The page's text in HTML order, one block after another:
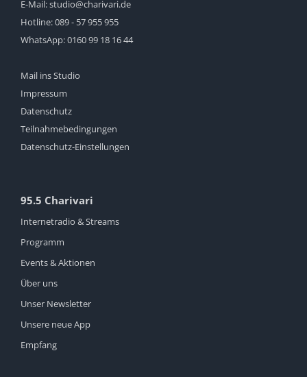
E-Mail:studio@charivari.de
Hotline:089 - 57 955 955
WhatsApp:0160 99 18 16 44
Mail ins Studio
Impressum
Datenschutz
Teilnahmebedingungen
Datenschutz-Einstellungen
95.5 Charivari
Internetradio & Streams
Programm
Events & Aktionen
Über uns
Unser Newsletter
Unsere neue App
Empfang